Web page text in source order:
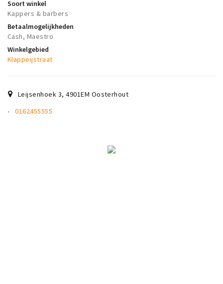
Soort winkel
Kappers & barbers
Betaalmogelijkheden
Cash, Maestro
Winkelgebied
Klappeijstraat
Leijsenhoek 3,4901EM Oosterhout
0162455555